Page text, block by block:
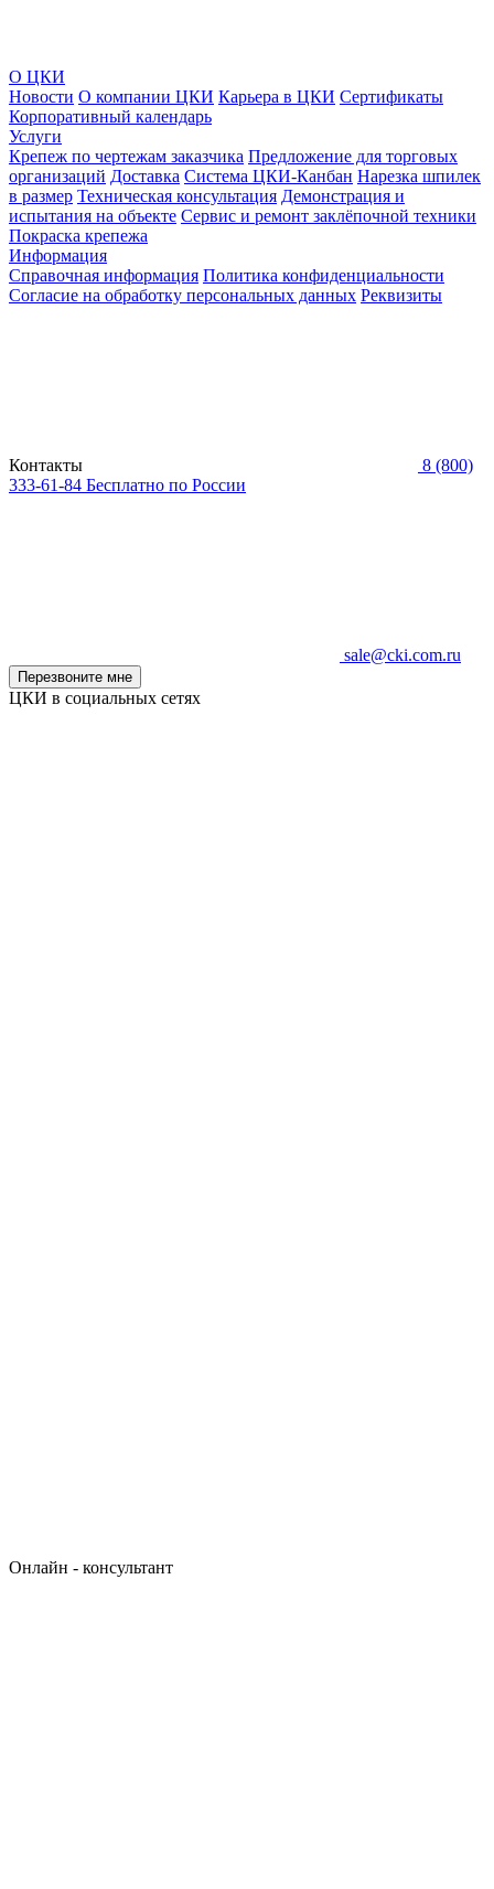
О ЦКИ
Новости О компании ЦКИ Карьера в ЦКИ Сертификаты
Корпоративный календарь
Услуги
Крепеж по чертежам заказчика Предложение для торговых
организаций Доставка Система ЦКИ-Канбан Нарезка шпилек
в размер Техническая консультация Демонстрация и
испытания на объекте Сервис и ремонт заклёпочной техники
Покраска крепежа
Информация
Справочная информация Политика конфиденциальности
Согласие на обработку персональных данных Реквизиты
Контакты
8 (800)
333-61-84 Бесплатно по России
sale@cki.com.ru
Перезвоните мне
ЦКИ в социальных сетях
Онлайн - консультант